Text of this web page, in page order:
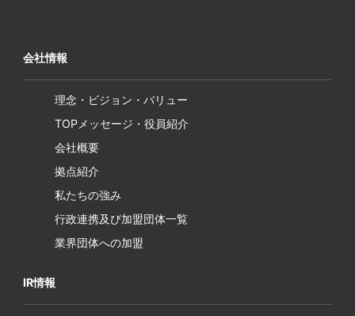
会社情報
理念・ビジョン・バリュー
TOPメッセージ・役員紹介
会社概要
拠点紹介
私たちの強み
行政連携及び加盟団体一覧
業界団体への加盟
IR情報